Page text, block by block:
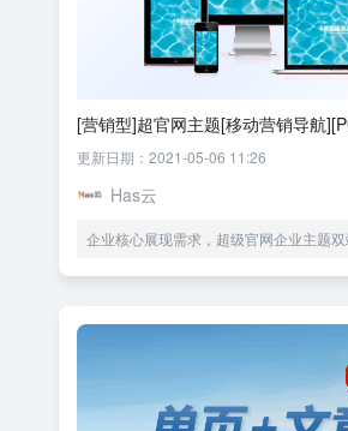
[营销型]超官网主题[移动营销导航
更新日期：2021-05-06 11:26
Has云
企业核心展现需求，超级官网企业主题